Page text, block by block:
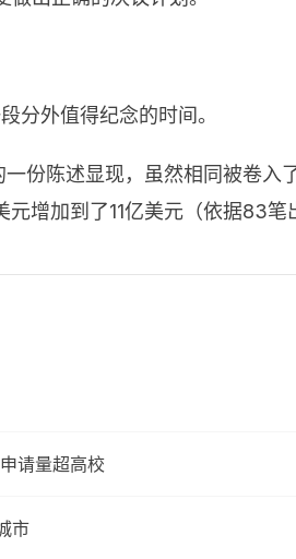
分外值得纪念的时间。
一份陈述显现，虽然相同被卷入
元增加到了11亿美元（依据83笔
请量超高校
市